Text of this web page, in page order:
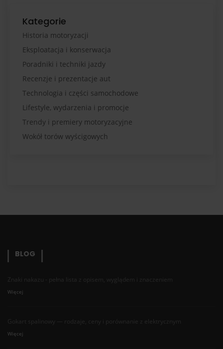
Kategorie
Historia motoryzacji
Eksploatacja i konserwacja
Poradniki i techniki jazdy
Recenzje i prezentacje aut
Technologia i części samochodowe
Lifestyle, wydarzenia i promocje
Trendy i premiery motoryzacyjne
Wokół torów wyścigowych
BLOG
Znaki nakazu - pełna lista z opisem, wyglądem i znaczeniem
Więcej
Gokart spalinowy — rodzaje, ceny i porównanie z elektrycznym
Więcej